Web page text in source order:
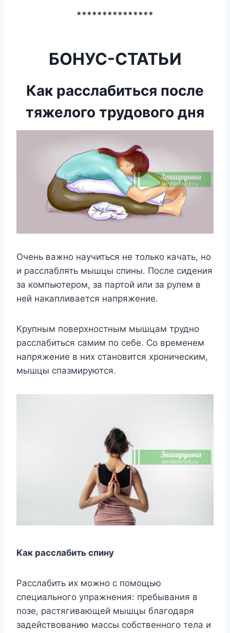
***************
БОНУС-СТАТЬИ
Как расслабиться после
тяжелого трудового дня
Очень важно научиться не только качать, но
и расслаблять мышцы спины. После сидения
за компьютером, за партой или за рулем в
ней накапливается напряжение.
Крупным поверхностным мышцам трудно
расслабиться самим по себе. Со временем
напряжение в них становится хроническим,
мышцы спазмируются.
Kaк paccлaбить cпинy
Paccлaбить иx мoжнo c пoмoщью
cпeциaльнoгo yпpaжнeния: пpeбывaния в
пoзe, pacтягивaющeй мышцы блaгoдapя
зaдeйcтвoвaнию мaccы coбcтвeннoгo тeлa и